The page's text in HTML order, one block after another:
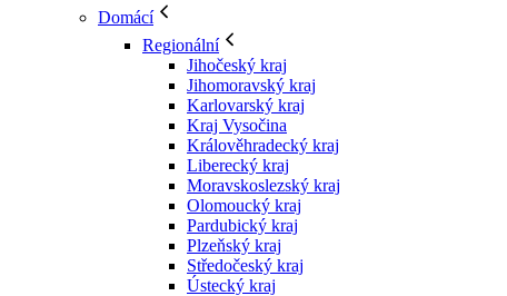
Domácí
Regionální
Jihočeský kraj
Jihomoravský kraj
Karlovarský kraj
Kraj Vysočina
Králověhradecký kraj
Liberecký kraj
Moravskoslezský kraj
Olomoucký kraj
Pardubický kraj
Plzeňský kraj
Středočeský kraj
Ústecký kraj